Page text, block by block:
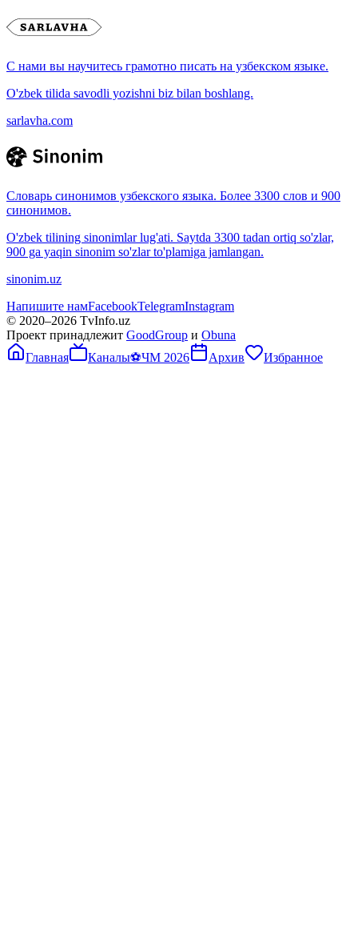
С нами вы научитесь грамотно писать на узбекском языке.
O'zbek tilida savodli yozishni biz bilan boshlang.
sarlavha.com
Словарь синонимов узбекского языка. Более 3300 слов и 900
синонимов.
O'zbek tilining sinonimlar lug'ati. Saytda 3300 tadan ortiq so'zlar,
900 ga yaqin sinonim so'zlar to'plamiga jamlangan.
sinonim.uz
Напишите намFacebookTelegramInstagram
© 2020–2026 TvInfo.uz
Проект принадлежит GoodGroup и Obuna
Главная
Каналы⚽ЧМ 2026 Архив Избранное